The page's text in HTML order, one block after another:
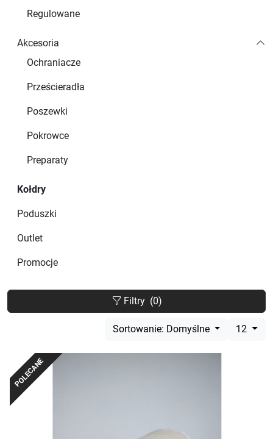
Regulowane
Akcesoria
Ochraniacze
Prześcieradła
Poszewki
Pokrowce
Preparaty
Kołdry
Poduszki
Outlet
Promocje
Filtry (0)
Sortowanie: Domyślne 12
POLECANE